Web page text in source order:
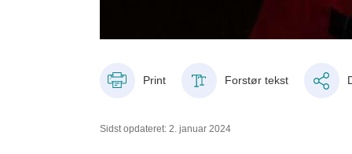
Print Forstør tekst
Sidst opdateret: 2. januar 2024